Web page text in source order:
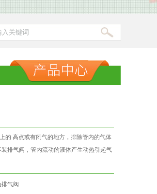
的 高点或有闭气的地方，排除管内的气体
排气阀，管内流动的液体产生动热引起气
排气阀